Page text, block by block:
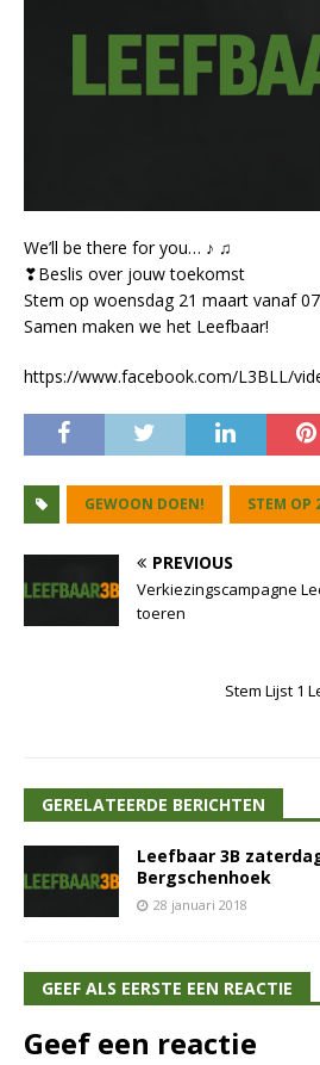
We’ll be there for you… ♪ ♫
❣Beslis over jouw toekomst
Stem op woensdag 21 maart vanaf
Samen maken we het Leefbaar!
https://www.facebook.com/L3BLL/
GEWOON DOEN! STEM OP
PREVIOUS
Verkiezingscampagne
toeren
Stem Lijst 1
GERELATEERDE BERICHTEN
Leefbaar 3B
Bergschenhoek
28 januari 2018
GEEF ALS EERSTE EEN REACTIE
Geef een reactie